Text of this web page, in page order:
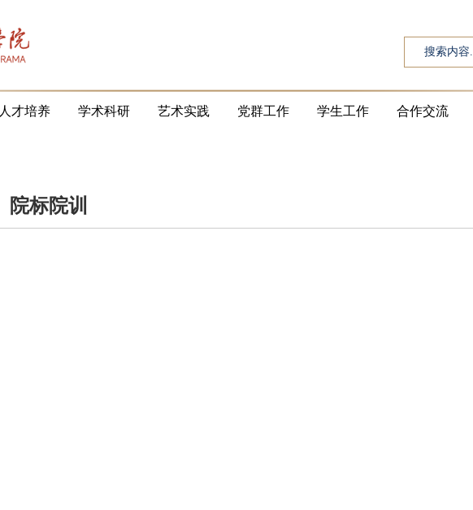
人才培养 学术科研 艺术实践 党群工作 学生工作 合作交流
院标院训